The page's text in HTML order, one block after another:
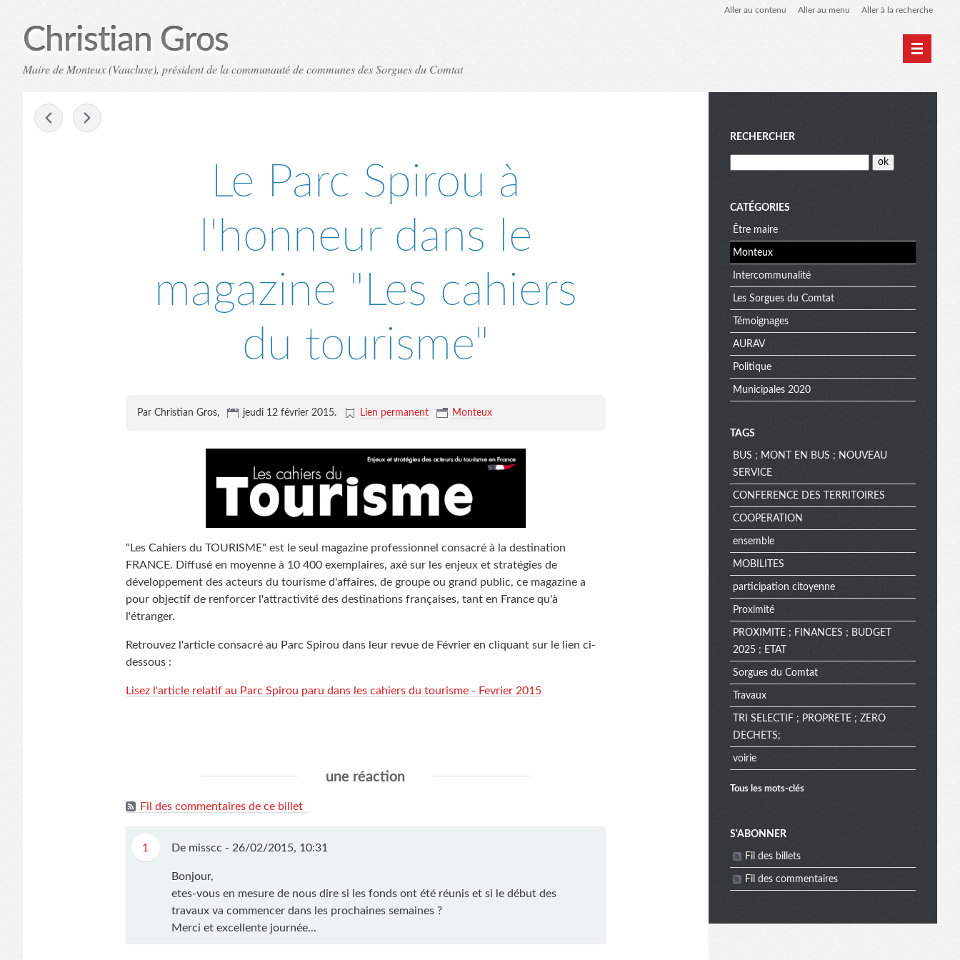
Aller au contenu Aller au menu Aller à la recherche
Christian Gros
Maire de Monteux (Vaucluse), président de la communauté de communes des Sorgues du Comtat
Le Parc Spirou à
l'honneur dans le
magazine "Les cahiers
du tourisme"
Par Christian Gros, jeudi 12 février 2015. Lien permanent Monteux
"Les Cahiers du TOURISME" est le seul magazine professionnel consacré à la destination
FRANCE. Diffusé en moyenne à 10 400 exemplaires, axé sur les enjeux et stratégies de
développement des acteurs du tourisme d'affaires, de groupe ou grand public, ce magazine a
pour objectif de renforcer l'attractivité des destinations françaises, tant en France qu'à
l'étranger.
Retrouvez l'article consacré au Parc Spirou dans leur revue de Février en cliquant sur le lien ci-
dessous :
Lisez l'article relatif au Parc Spirou paru dans les cahiers du tourisme - Fevrier 2015
une réaction
Fil des commentaires de ce billet
1 De misscc - 26/02/2015, 10:31
Bonjour,
etes-vous en mesure de nous dire si les fonds ont été réunis et si le début des
travaux va commencer dans les prochaines semaines ?
Merci et excellente journée...
M
e
n
u
RECHERCHER
CATÉGORIES
Être maire
Monteux
Intercommunalité
Les Sorgues du Comtat
Témoignages
AURAV
Politique
Municipales 2020
TAGS
BUS ; MONT EN BUS ; NOUVEAU
SERVICE
CONFERENCE DES TERRITOIRES
COOPERATION
ensemble
MOBILITES
participation citoyenne
Proximité
PROXIMITE ; FINANCES ; BUDGET
2025 ; ETAT
Sorgues du Comtat
Travaux
TRI SELECTIF ; PROPRETE ; ZERO
DECHETS;
voirie
Tous les mots-clés
M
e
S'ABONNER
Fil des billets
Fil des commentaires